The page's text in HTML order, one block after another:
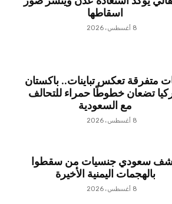
اسقاطها
8 أغسطس، 2026
متفرقة تعكس تباينات.. باكستان
تضعان خطوطًا حمراء للتحالف
مع السعودية
8 أغسطس، 2026
سعودي جنسيات من سقطوا
بالهجمات اليمنية الأخيرة
8 أغسطس، 2026